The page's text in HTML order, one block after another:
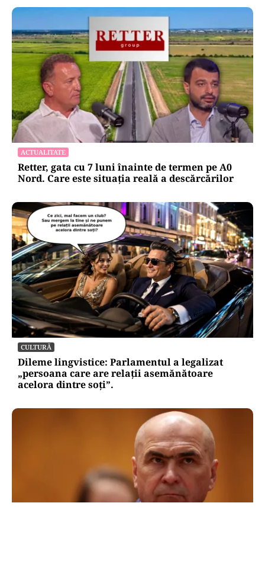
ACTUALITATE
Retter, gata cu 7 luni înainte de termen pe A0
Nord. Care este situația reală a descărcărilor
CULTURĂ
Dileme lingvistice: Parlamentul a legalizat
„persoana care are relații asemănătoare
acelora dintre soți”.